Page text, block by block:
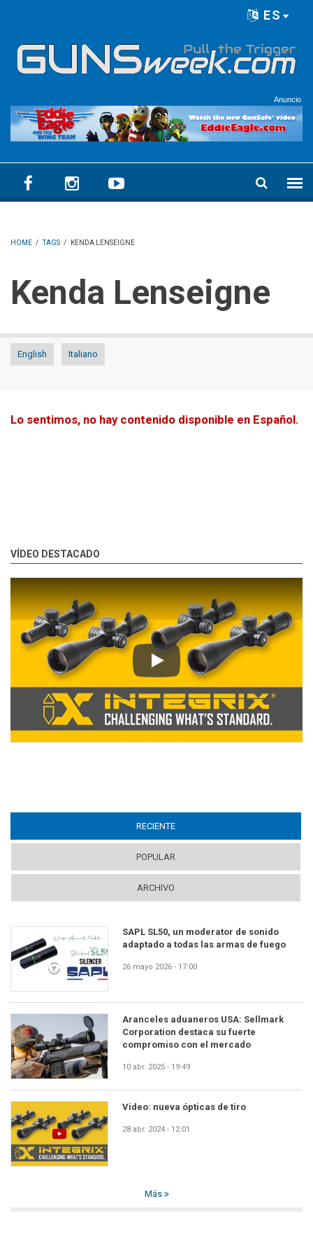
ES
Anuncio
HOME / TAGS / KENDA LENSEIGNE
Kenda Lenseigne
English Italiano
Lo sentimos, no hay contenido disponible en Español.
VÍDEO DESTACADO
Play
RECIENTE
POPULAR
ARCHIVO
SAPL SL50, un moderator de sonido
adaptado a todas las armas de fuego
26 mayo 2026 - 17:00
Aranceles aduaneros USA: Sellmark
Corporation destaca su fuerte
compromiso con el mercado
10 abr. 2025 - 19:49
Video: nueva ópticas de tiro
28 abr. 2024 - 12:01
Más